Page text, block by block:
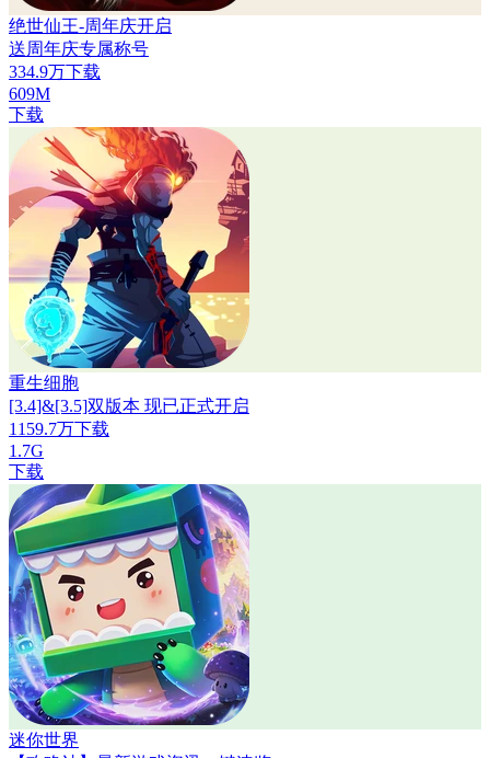
绝世仙王-周年庆开启
送周年庆专属称号
334.9万下载
609M
下载
重生细胞
[3.4]&[3.5]双版本 现已正式开启
1159.7万下载
1.7G
下载
迷你世界